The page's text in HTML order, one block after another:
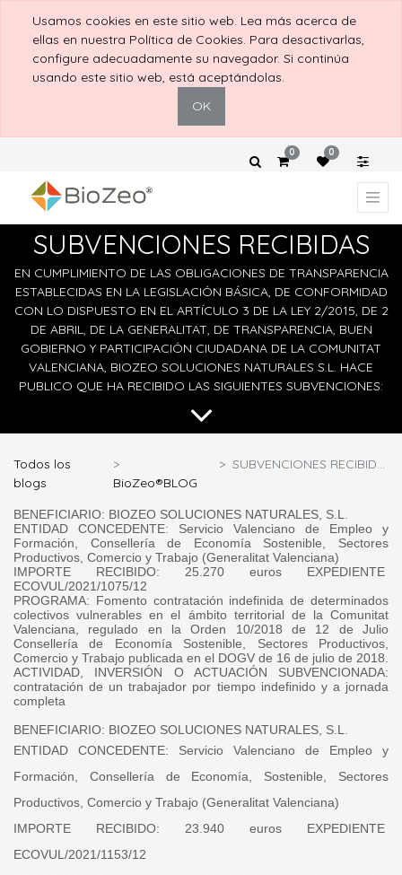
Usamos cookies en este sitio web. Lea más acerca de
ellas en nuestra Política de Cookies. Para desactivarlas,
configure adecuadamente su navegador. Si continúa
usando este sitio web, está aceptándolas.
OK
0 0
SUBVENCIONES RECIBIDAS
EN CUMPLIMIENTO DE LAS OBLIGACIONES DE TRANSPARENCIA
ESTABLECIDAS EN LA LEGISLACIÓN BÁSICA, DE CONFORMIDAD
CON LO DISPUESTO EN EL ARTÍCULO 3 DE LA LEY 2/2015, DE 2
DE ABRIL, DE LA GENERALITAT, DE TRANSPARENCIA, BUEN
GOBIERNO Y PARTICIPACIÓN CIUDADANA DE LA COMUNITAT
VALENCIANA, BIOZEO SOLUCIONES NATURALES S.L. HACE
PUBLICO QUE HA RECIBIDO LAS SIGUIENTES SUBVENCIONES:
Todos los
blogs
BioZeo®BLOG
SUBVENCIONES RECIBIDAS
BENEFICIARIO: BIOZEO SOLUCIONES NATURALES, S.L.
ENTIDAD CONCEDENTE: Servicio Valenciano de Empleo y
Formación, Consellería de Economía Sostenible, Sectores
Productivos, Comercio y Trabajo (Generalitat Valenciana)
IMPORTE RECIBIDO: 25.270 euros EXPEDIENTE
ECOVUL/2021/1075/12
PROGRAMA: Fomento contratación indefinida de determinados
colectivos vulnerables en el ámbito territorial de la Comunitat
Valenciana, regulado en la Orden 10/2018 de 12 de Julio
Consellería de Economía Sostenible, Sectores Productivos,
Comercio y Trabajo publicada en el DOGV de 16 de julio de 2018.
ACTIVIDAD, INVERSIÓN O ACTUACIÓN SUBVENCIONADA:
contratación de un trabajador por tiempo indefinido y a jornada
completa
BENEFICIARIO: BIOZEO SOLUCIONES NATURALES, S.L.
ENTIDAD CONCEDENTE: Servicio Valenciano de Empleo y
Formación, Consellería de Economía, Sostenible, Sectores
Productivos, Comercio y Trabajo (Generalitat Valenciana)
IMPORTE RECIBIDO: 23.940 euros EXPEDIENTE
ECOVUL/2021/1153/12